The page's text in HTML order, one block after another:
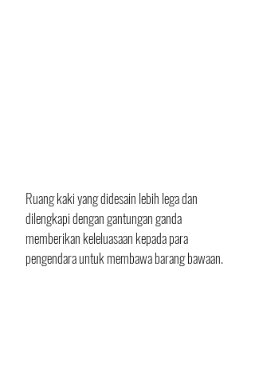
Ruang kaki yang didesain lebih lega dan
dilengkapi dengan gantungan ganda
memberikan keleluasaan kepada para
pengendara untuk membawa barang bawaan.